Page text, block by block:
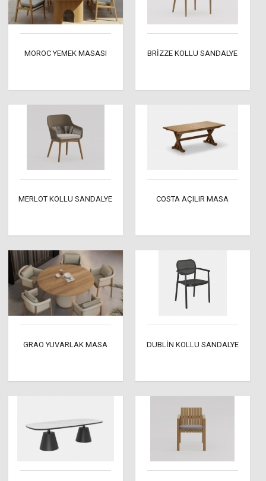
MOROC YEMEK MASASI BRİZZE KOLLU SANDALYE
MERLOT KOLLU SANDALYE COSTA AÇILIR MASA
GRAO YUVARLAK MASA DUBLİN KOLLU SANDALYE